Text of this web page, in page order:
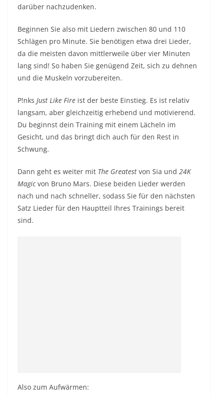
darüber nachzudenken.
Beginnen Sie also mit Liedern zwischen 80 und 110
Schlägen pro Minute. Sie benötigen etwa drei Lieder,
da die meisten davon mittlerweile über vier Minuten
lang sind! So haben Sie genügend Zeit, sich zu dehnen
und die Muskeln vorzubereiten.
P!nks Just Like Fire ist der beste Einstieg. Es ist relativ
langsam, aber gleichzeitig erhebend und motivierend.
Du beginnst dein Training mit einem Lächeln im
Gesicht, und das bringt dich auch für den Rest in
Schwung.
Dann geht es weiter mit The Greatest von Sia und 24K
Magicvon Bruno Mars. Diese beiden Lieder werden
nach und nach schneller, sodass Sie für den nächsten
Satz Lieder für den Hauptteil Ihres Trainings bereit
sind.
Also zum Aufwärmen: